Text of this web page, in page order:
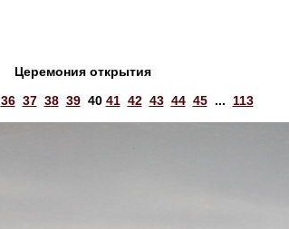
Церемония открытия
36 37 38 39 40 41 42 43 44 45... 113